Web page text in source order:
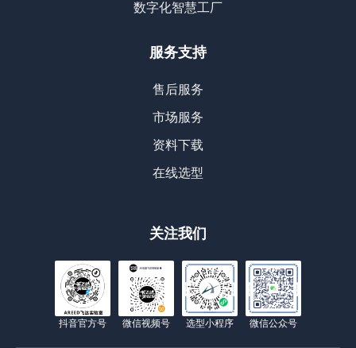
数字化智慧工厂
服务支持
售后服务
市场服务
资料下载
在线选型
关注我们
抖音官方号 微信视频号 选型小程序 微信公众号